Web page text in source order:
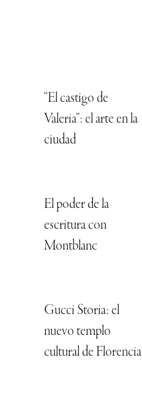
“El castigo de
Valeria”: el arte en la
ciudad
El poder de la
escritura con
Montblanc
Gucci Storia: el
nuevo templo
cultural de Florencia